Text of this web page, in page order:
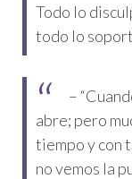
Todo lo
todo lo
–
abre; pero
tiempo y con
no vemos la